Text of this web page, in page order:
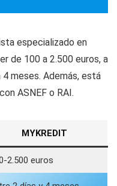
especializado en
de 100 a 2.500 euros, a
meses. Además, está
ASNEF o RAI.
MYKREDIT
2.500 euros